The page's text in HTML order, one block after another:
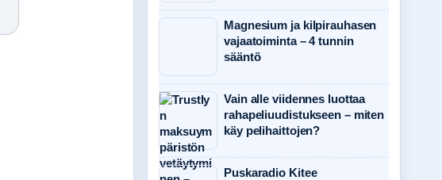
Magnesium ja kilpirauhasen
vajaatoiminta – 4 tunnin
sääntö
Vain alle viidennes luottaa
rahapeliuudistukseen – miten
käy pelihaittojen?
Puskaradio Kitee